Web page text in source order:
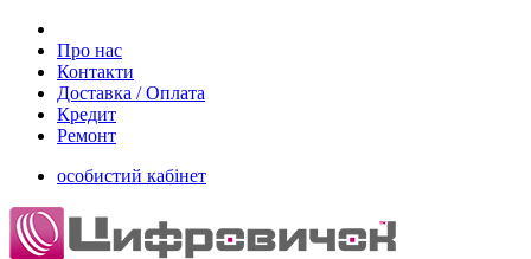
Про нас
Контакти
Доставка / Оплата
Кредит
Ремонт
особистий кабінет